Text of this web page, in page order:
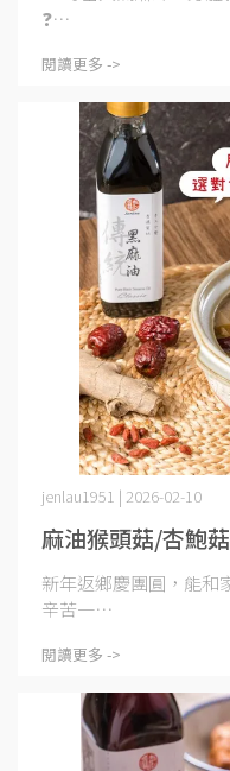
❓⋯
閱讀更多 ->
麻油猴頭菇/杏鮑菇
jenlau1951 | 2026-02-10
新年返鄉慶團圓，能和
辛苦一⋯
閱讀更多 ->